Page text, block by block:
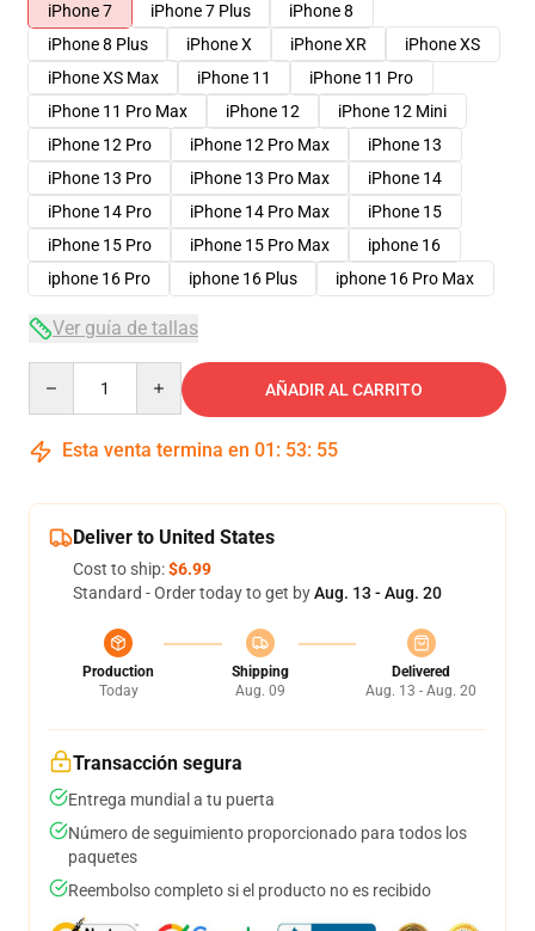
iPhone 7
iPhone 7 Plus
iPhone 8
iPhone 8 Plus
iPhone X iPhone XR
iPhone XS
iPhone XS Max
iPhone 11
iPhone 11 Pro
iPhone 11 Pro Max
iPhone 12
iPhone 12 Mini
iPhone 12 Pro
iPhone 12 Pro Max
iPhone 13
iPhone 13 Pro
iPhone 13 Pro Max
iPhone 14
iPhone 14 Pro
iPhone 14 Pro Max
iPhone 15
iPhone 15 Pro
iPhone 15 Pro Max
iphone 16
iphone 16 Pro
iphone 16 Plus iphone 16 Pro Max
Ver guía de tallas
AÑADIR AL CARRITO
Esta venta termina en 01 : 53: 54
Deliver to United States
Cost to ship:$6.99
Standard - Order today to get byAug. 13 - Aug. 20
Production
Today
Shipping
Aug. 09
Delivered
Aug. 13 - Aug. 20
Transacción segura
Entrega mundial a tu puerta
Número de seguimiento proporcionado para todos los
paquetes
Reembolso completo si el producto no es recibido